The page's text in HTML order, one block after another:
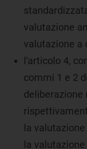
valutazione
valutazione a
l'articolo 4,
commi 1 e 2
deliberazione
la
la